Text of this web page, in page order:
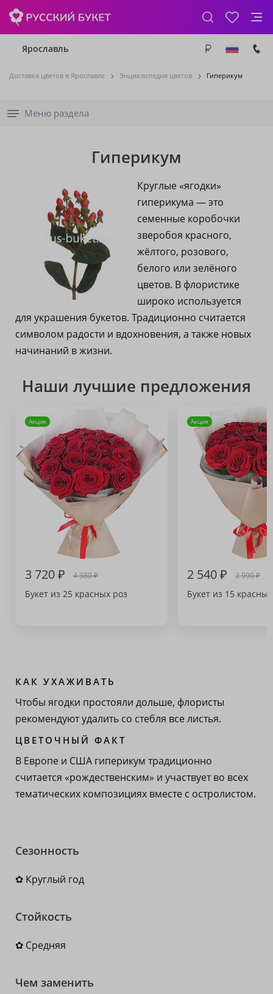
Ярославль
Доставка цветов в Ярославле Энциклопедия цветов Гиперикум
Меню раздела
Гиперикум
Круглые «ягодки»
гиперикума — это
семенные коробочки
зверобоя красного,
жёлтого, розового,
белого или зелёного
цветов. В флористике
широко используется
для украшения букетов. Традиционно считается
символом радости и вдохновения, а также новых
начинаний в жизни.
Наши лучшие предложения
Акция
3 720 ₽ 4 380 ₽
Букет из 25 красных роз
Акция
2 540 ₽ 2 990 ₽
Букет из 15
КАК УХАЖИВАТЬ
Чтобы ягодки простояли дольше, флористы
рекомендуют удалить со стебля все листья.
ЦВЕТОЧНЫЙ ФАКТ
В Европе и США гиперикум традиционно
считается «рождественским» и участвует во всех
тематических композициях вместе с остролистом.
Сезонность
✿ Круглый год
Стойкость
✿ Средняя
Чем заменить